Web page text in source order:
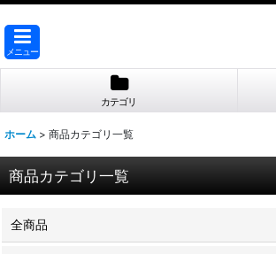
メニュー
カテゴリ
ホーム > 商品カテゴリ一覧
商品カテゴリ一覧
全商品